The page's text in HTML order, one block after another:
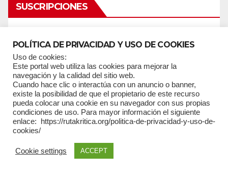
SUSCRIPCIONES
*
Email*
Nombres
POLÍTICA DE PRIVACIDAD Y USO DE COOKIES
Uso de cookies:
Este portal web utiliza las cookies para mejorar la
navegación y la calidad del sitio web.
Cuando hace clic o interactúa con un anuncio o banner,
existe la posibilidad de que el propietario de este recurso
pueda colocar una cookie en su navegador con sus propias
condiciones de uso. Para mayor información el siguiente
enlace: https://rutakritica.org/politica-de-privacidad-y-uso-de-
cookies/
Cookie settings ACCEPT